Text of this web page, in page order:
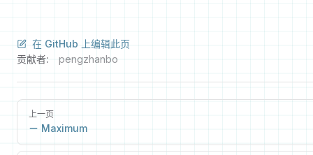
在 GitHub 上编辑此页
贡献者:
pengzhanbo
上一页
Maximum